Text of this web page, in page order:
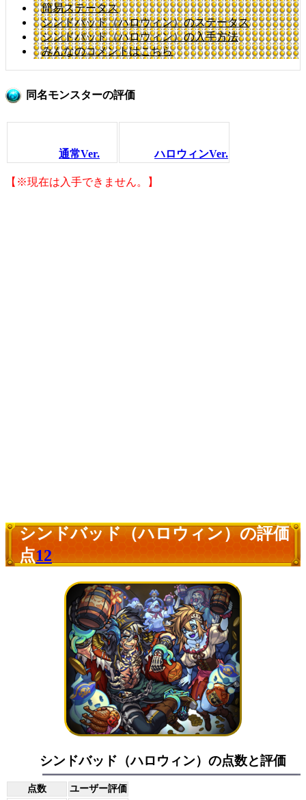
簡易ステータス
シンドバッド（ハロウィン）のステータス
シンドバッド（ハロウィン）の入手方法
みんなのコメントはこちら
同名モンスターの評価
通常Ver. ハロウィンVer.
【※現在は入手できません。】
シンドバッド（ハロウィン）の評価
点12
シンドバッド（ハロウィン）の点数と評価
点数 ユーザー評価